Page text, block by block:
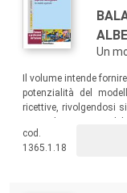
Un
Il volume intende
potenzialità del
ricettive, rivolgendosi
impresa.
cod.
1365.1.18